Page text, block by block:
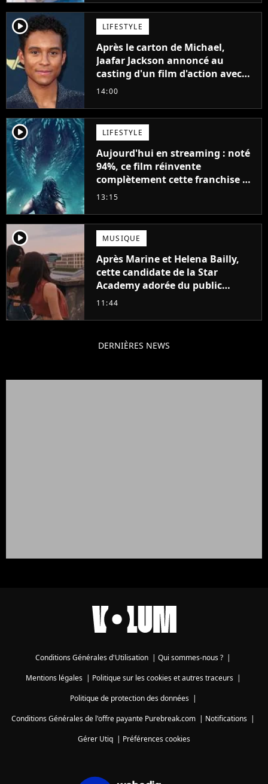
player2 LIFESTYLE
Après le carton de Michael,
Jaafar Jackson annoncé au
casting d'un film d'action avec
Will Smith
14:00
player2 LIFESTYLE
Aujourd'hui en streaming : noté
94%, ce film réinvente
complètement cette franchise de
science-fiction vieille de 40 ans
13:15
player2 MUSIQUE
Après Marine et Helena Bailly,
cette candidate de la Star
Academy adorée du public
annonce son premier album,
11:44
DERNIÈRES NEWS
Conditions Générales d'Utilisation | Qui sommes-nous ? |
Mentions légales| Politique sur les cookies et autres traceurs|
Politique de protection des données|
Conditions Générales de l'offre payante Purebreak.com | Notifications |
Gérer Utiq | Préférences cookies